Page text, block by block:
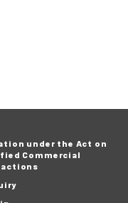
under the Act on
Commercial